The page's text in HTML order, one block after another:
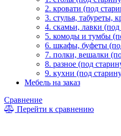
2. кровати (под
3. стулья, табуреты,
4. скамьи, лавки
5. комоды и тумбы
6. шкафы, буфеты
7. полки, вешалки
8. разное (под
9. кухни (под
Мебель на заказ
Сравнение
Перейти к сравнению